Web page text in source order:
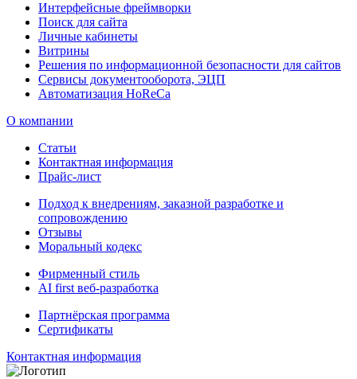
Интерфейсные фреймворки
Поиск для сайта
Личные кабинеты
Витрины
Решения по информационной безопасности для сайтов
Сервисы документооборота, ЭЦП
Автоматизация HoReCa
О компании
Статьи
Контактная информация
Прайс-лист
Подход к внедрениям, заказной разработке и
сопровождению
Отзывы
Моральный кодекс
Фирменный стиль
AI first веб-разработка
Партнёрская программа
Сертификаты
Контактная информация